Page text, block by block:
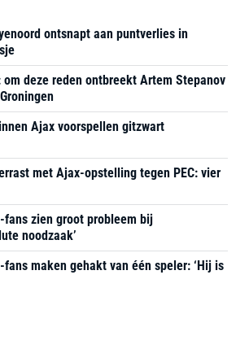
ontsnapt aan puntverlies in
om deze reden ontbreekt Artem Stepanov
Ajax voorspellen gitzwart
met Ajax-opstelling tegen PEC: vier
fans zien groot probleem bij
noodzaak’
fans maken gehakt van één speler: ‘Hij is